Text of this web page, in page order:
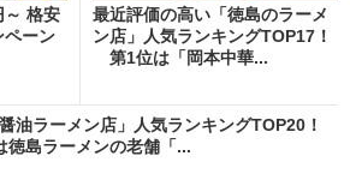
～ 格安
ペーン
最近評価の高い「徳島のラーメ
ン店」人気ランキングTOP17！
第1位は「岡本中華...
醤油ラーメン店」人気ランキングTOP20！
島ラーメンの老舗「...